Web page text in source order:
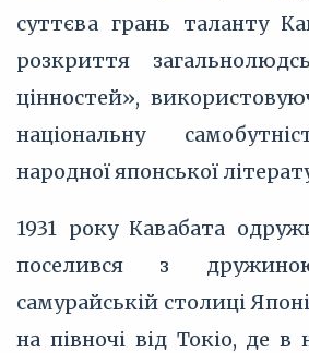
суттєва грань таланту
розкриття
цінностей»,
національну
народної японської
1931 року Кавабата
поселився з
самурайській столиці
на півночі від Токіо, де в